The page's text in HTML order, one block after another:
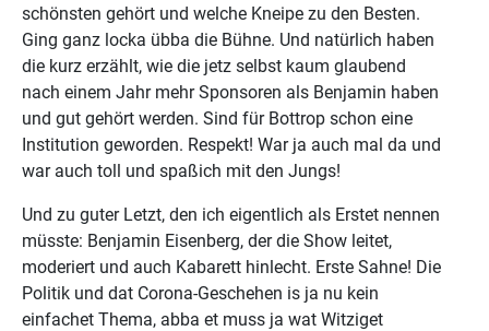
schönsten gehört und welche Kneipe zu den Besten.
Ging ganz locka übba die Bühne. Und natürlich haben
die kurz erzählt, wie die jetz selbst kaum glaubend
nach einem Jahr mehr Sponsoren als Benjamin haben
und gut gehört werden. Sind für Bottrop schon eine
Institution geworden. Respekt! War ja auch mal da und
war auch toll und spaßich mit den Jungs!
Und zu guter Letzt, den ich eigentlich als Erstet nennen
müsste: Benjamin Eisenberg, der die Show leitet,
moderiert und auch Kabarett hinlecht. Erste Sahne! Die
Politik und dat Corona-Geschehen is ja nu kein
einfachet Thema, abba et muss ja wat Witziget